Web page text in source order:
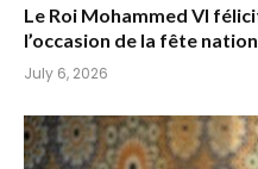
Le Roi Mohammed VI
l’occasion de la fête
July 6, 2026